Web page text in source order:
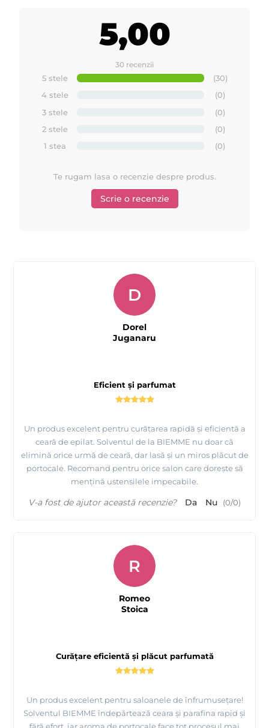
5,00
30 recenzii
5 stele
(30)
4 stele
(0)
3 stele
(0)
2 stele
(0)
1 stea
(0)
Te rugam lasa o recenzie despre produs.
Scrie o recenzie
Eficient și parfumat
Un produs excelent pentru curățarea rapidă și eficientă a
ceară de epilat. Solventul de la BIEMME nu doar că
elimină orice urmă de ceară, dar lasă și un miros plăcut de
portocale. Recomand pentru orice salon care dorește să
mențină ustensilele impecabile.
D
Dorel
Juganaru
V-a fost de ajutor această recenzie? Da Nu (0/0)
Curățare eficientă și plăcut parfumată
Un produs excelent pentru saloanele de înfrumusețare!
Solventul BIEMME îndepărtează ceara și parafina rapid și
R
Romeo
Stoica